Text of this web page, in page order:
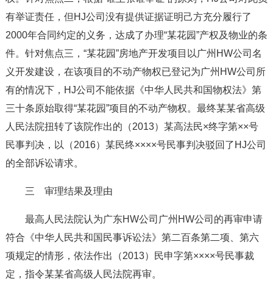
有举证责任，但HJ公司没有提供证据证明己方充分履行了
2000年合同约定的义务，达成了办理“某花园”产权及物业的条
件。针对焦点三，“某花园”房地产开发项目以广州HW公司名
义开发建设，在该项目的不动产物权已登记为广州HW公司所
有的情况下，HJ公司不能依据《中华人民共和国物权法》第
三十条原始取得“某花园”项目的不动产物权。最终某某省高级
人民法院扭转了该院作出的（2013）某高法民×终字第××号
民事判决，以（2016）某民终××××号民事判决驳回了HJ公司
的全部诉讼请求。
三 审理结果及理由
最高人民法院认为广东HW公司广州HW公司的再审申请
符合《中华人民共和国民事诉讼法》第二百条第二项、第六
项规定的情形，依法作出（2013）民申字第××××号民事裁
定，指令某某省高级人民法院再审。